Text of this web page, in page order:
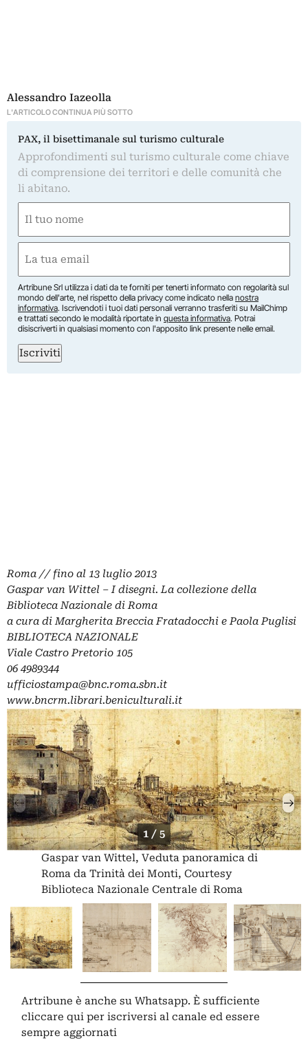
Alessandro Iazeolla
L'ARTICOLO CONTINUA PIÙ SOTTO
PAX, il bisettimanale sul turismo culturale
Approfondimenti sul turismo culturale come chiave
di comprensione dei territori e delle comunità che
li abitano.
(Obbligatorio)
Nome
(Obbligatorio)
Artribune Srl utilizza i dati da te forniti per tenerti informato con regolarità sul
mondo dell'arte, nel rispetto della privacy come indicato nella nostra
informativa. Iscrivendoti i tuoi dati personali verranno trasferiti su MailChimp
e trattati secondo le modalità riportate in questa informativa. Potrai
disiscriverti in qualsiasi momento con l'apposito link presente nelle email.
Iscriviti
Roma // fino al 13 luglio 2013
Gaspar van Wittel – I disegni. La collezione della
Biblioteca Nazionale di Roma
a cura di Margherita Breccia Fratadocchi e Paola Puglisi
BIBLIOTECA NAZIONALE
Viale Castro Pretorio 105
06 4989344
ufficiostampa@bnc.roma.sbn.it
www.bncrm.librari.beniculturali.it
1 / 5
Gaspar van Wittel, Veduta panoramica di
Roma da Trinità dei Monti, Courtesy
Biblioteca Nazionale Centrale di Roma
Artribune è anche su Whatsapp. È sufficiente
cliccare qui per iscriversi al canale ed essere
sempre aggiornati